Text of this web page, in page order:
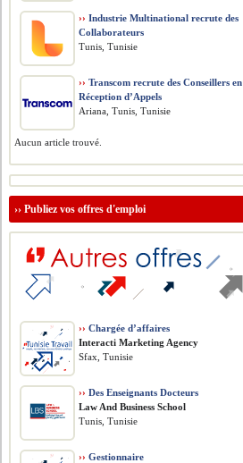
›› Industrie Multinational recrute des
Collaborateurs
Tunis, Tunisie
›› Transcom recrute des Conseillers en
Réception d’Appels
Ariana, Tunis, Tunisie
Aucun article trouvé.
››Publiez vos offres d'emploi
›› Chargée d’affaires
Interacti Marketing Agency
Sfax, Tunisie
›› Des Enseignants Docteurs
Law And Business School
Tunis, Tunisie
›› Gestionnaire